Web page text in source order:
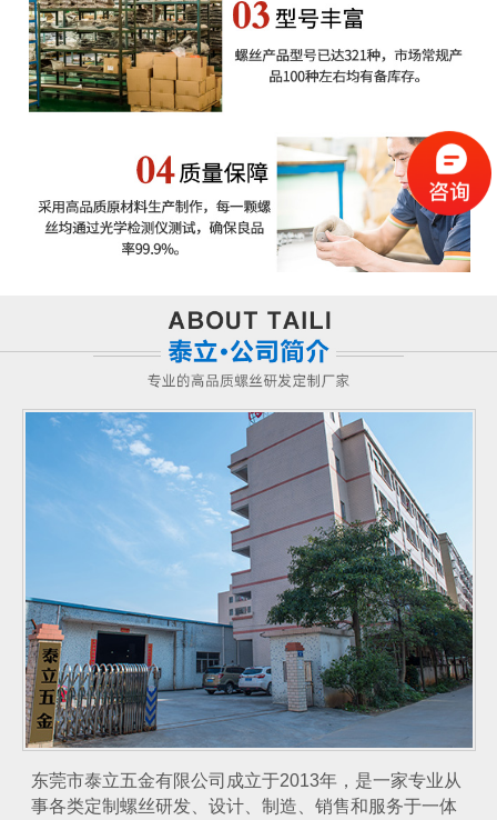
东莞市泰立五金有限公司成立于2013年，是一家专业从
事各类定制螺丝研发、设计、制造、销售和服务于一体